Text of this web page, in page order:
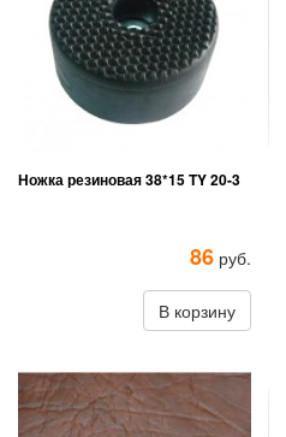
Ножка резиновая 38*15 TY 20-3
86 руб.
В корзину